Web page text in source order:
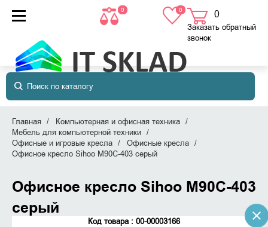
0 0 0
в корзине
Заказать обратный
звонок
Главная
Компьютерная и офисная техника
Мебель для компьютерной техники
Офисные и игровые кресла
Офисные кресла
Офисное кресло Sihoo M90C-403 серый
Офисное кресло Sihoo M90C-403
серый
Код товара : 00-00003166